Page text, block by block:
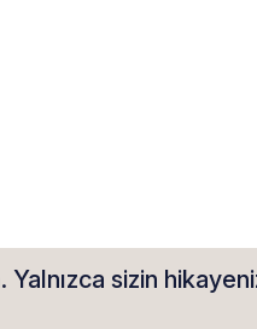
sizin